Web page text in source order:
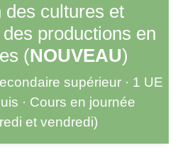
des cultures et
productions en
(NOUVEAU)
supérieur · 1 UE
· Cours en journée
et vendredi)